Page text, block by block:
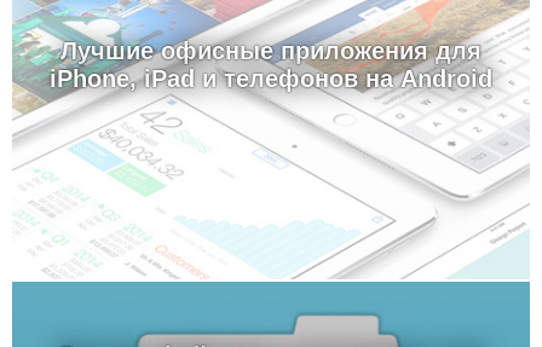
Лучшие офисные приложения для
iPhone, iPad и телефонов на Android